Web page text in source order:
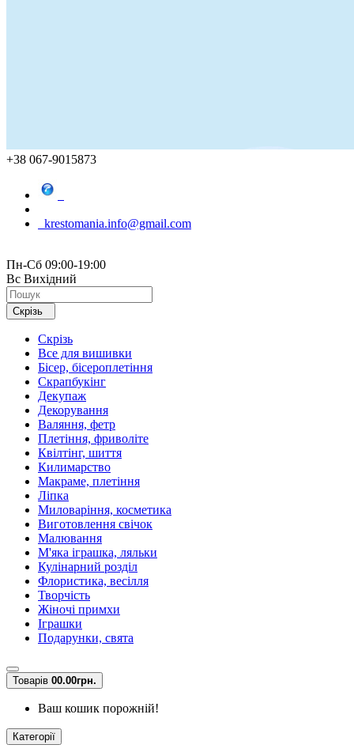
+38 067-9015873
krestomania.info@gmail.com
Пн-Сб 09:00-19:00
Вс Вихідний
Скрізь
Скрізь
Все для вишивки
Бісер, бісероплетіння
Скрапбукінг
Декупаж
Декорування
Валяння, фетр
Плетіння, фриволіте
Квілтінг, шиття
Килимарство
Макраме, плетіння
Ліпка
Миловаріння, косметика
Виготовлення свічок
Малювання
М'яка іграшка, ляльки
Кулінарний розділ
Флористика, весілля
Творчість
Жіночі примхи
Іграшки
Подарунки, свята
Товарів 00.00грн.
Ваш кошик порожній!
Категорії